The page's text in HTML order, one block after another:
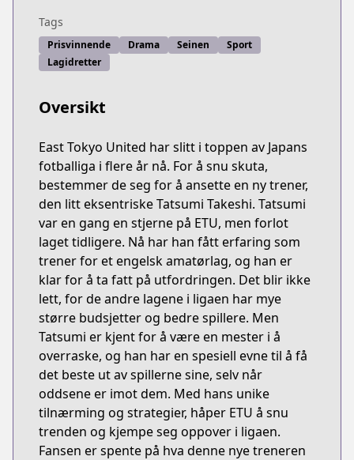
Tags
Prisvinnende Drama Seinen
Sport
Lagidretter
Oversikt
East Tokyo United har slitt i toppen av Japans
fotballiga i flere år nå. For å snu skuta,
bestemmer de seg for å ansette en ny trener,
den litt eksentriske Tatsumi Takeshi. Tatsumi
var en gang en stjerne på ETU, men forlot
laget tidligere. Nå har han fått erfaring som
trener for et engelsk amatørlag, og han er
klar for å ta fatt på utfordringen. Det blir ikke
lett, for de andre lagene i ligaen har mye
større budsjetter og bedre spillere. Men
Tatsumi er kjent for å være en mester i å
overraske, og han har en spesiell evne til å få
det beste ut av spillerne sine, selv når
oddsene er imot dem. Med hans unike
tilnærming og strategier, håper ETU å snu
trenden og kjempe seg oppover i ligaen.
Fansen er spente på hva denne nye treneren